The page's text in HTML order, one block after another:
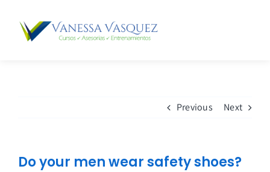
content
Previous Next
Do your men wear safety shoes?